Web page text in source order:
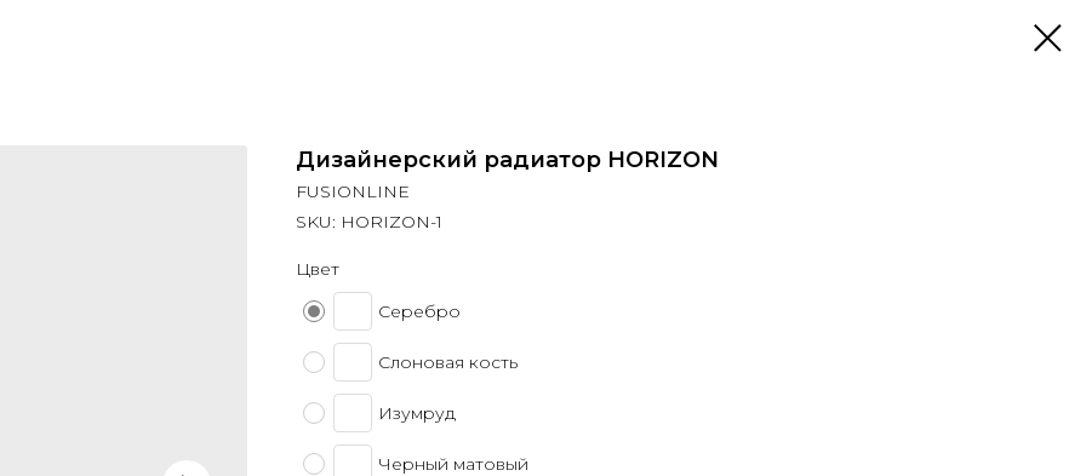
Дизайнерский радиатор HORIZON
FUSIONLINE
SKU: HORIZON-1
Цвет
Серебро
Слоновая кость
Изумруд
Черный матовый